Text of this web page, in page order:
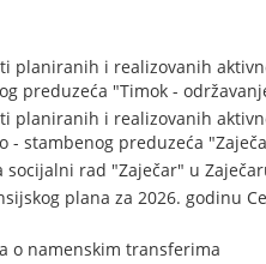
planiranih i realizovanih
preduzeća "Timok -
planiranih i realizovanih
- stambenog preduzeća
rad "Zaječar" u
plana za 2026. godinu
o namenskim transferima